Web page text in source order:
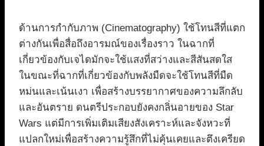
ด้านการกำกับภาพ (Cinematography) ใช้โทนสีที่แตก
ต่างกันเพื่อสื่อถึงอารมณ์ของเรื่องราว ในฉากที่
เกี่ยวข้องกับเจไดมักจะใช้แสงที่สว่างและสีสันสดใส
ในขณะที่ฉากที่เกี่ยวข้องกับพลังมืดจะใช้โทนสีที่มืด
หม่นและเน้นเงา เพื่อสร้างบรรยากาศของความลึกลับ
และอันตราย ดนตรีประกอบยังคงกลิ่นอายของ Star
Wars แต่มีการเพิ่มเติมเสียงสังเคราะห์และจังหวะที่
แปลกใหม่เพื่อสร้างความรู้สึกที่ไม่คุ้นเคยและตึงเครียด